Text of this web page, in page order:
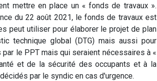
mettre en place un « fonds de travaux ».
du 22 août 2021, le fonds de travaux est
peut utiliser pour élaborer le projet de plan
technique global (DTG) mais aussi pour
le PPT mais qui seraient nécessaires à «
et de la sécurité des occupants et à la
par le syndic en cas d'urgence.